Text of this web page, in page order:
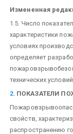
Измененная
1.5. Число
характеристики
условиях
определяет
технических
2. ПОКАЗАТЕЛИ
свойств,
распространению